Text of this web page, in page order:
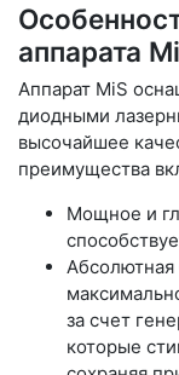
аппарата
Аппарат MiS
диодными
высочайшее
преимущества
Мощное и
Абсолютная
за счет
которые